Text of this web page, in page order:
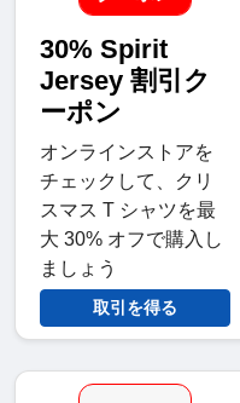
30% Spirit
Jersey 割引ク
ーポン
オンラインストアを
チェックして、クリ
スマス T シャツを最
大 30% オフで購入し
ましょう
取引を得る